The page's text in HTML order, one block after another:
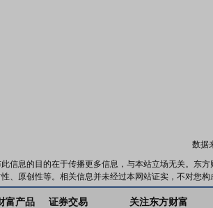
数据
信息的目的在于传播更多信息，与本站立场无关。东
、原创性等。相关信息并未经过本网站证实，不对您
富产品 证券交易 关注东方财富